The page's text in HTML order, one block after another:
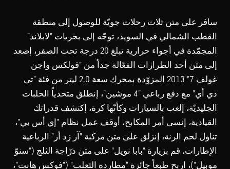
سافر على متن ثلاث رحلات جويّة للوصول إلى منطقة
القطب الشمالي في السويد، توجّه إلى بحريات "لابلاند"
المجمّدة في أجواء حرارية تبلغ 20 درجة تحت الصفر، إصعد
إلى متن أحد الطرازات الفعّالة جداً من "فولكس واجن
غولف 7" 2013 المزوّدة بمحرك سعة 2,0 ليتر من فئة "تي
دي أي" مع دفع رباعي "4 موشين"، إنطلق متحدياً الحلبات
الجليديّة، إلعب بالسيارات وكأنّها كرة، إكتشف قدراتك
القيادية، إنسى أمر المكابح، أوقف عمل نظام "إي أس بي"،
تناول لحم الرنة، إنزلق على متن مركبة "آر زد أر" الرباعية
الإطارات، قم بزيارة "بابا نويل" على متن درّاجة الثلج ("سنوّ
موبيل")، اربح طبعاً جائزة "مطاردة الثعلب" ("فوكس هانت"،